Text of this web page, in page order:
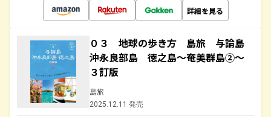
詳細を見る
０３ 地球の歩き方 島旅 与論島
沖永良部島 徳之島～奄美群島②～
３訂版
島旅
2025.12.11 発売